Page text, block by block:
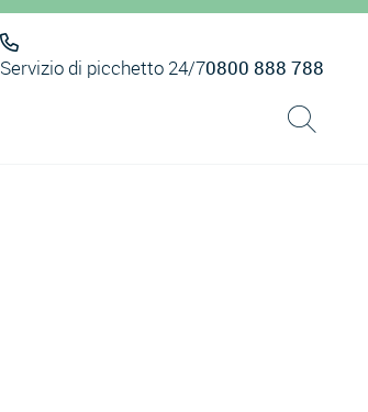
Servizio di picchetto 24/70800 888 788